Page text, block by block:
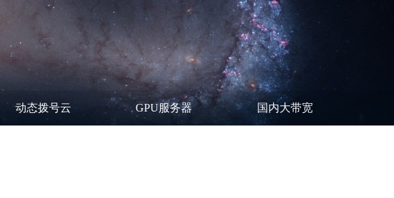
动态拨号云 GPU服务器 国内大带宽